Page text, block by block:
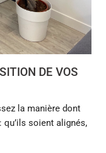
DE VOS
la manière dont
soient alignés,